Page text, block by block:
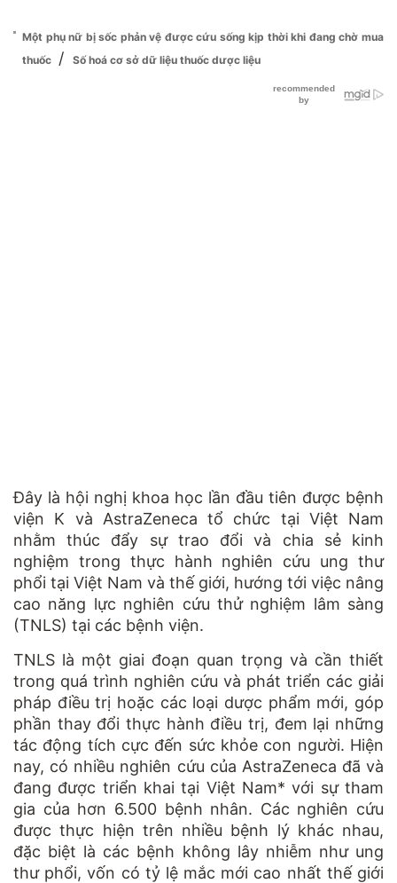
Một phụ nữ bị sốc phản vệ được cứu sống kịp thời khi đang chờ mua
thuốc / Số hoá cơ sở dữ liệu thuốc dược liệu
Đây là hội nghị khoa học lần đầu tiên được bệnh
viện K và AstraZeneca tổ chức tại Việt Nam
nhằm thúc đẩy sự trao đổi và chia sẻ kinh
nghiệm trong thực hành nghiên cứu ung thư
phổi tại Việt Nam và thế giới, hướng tới việc nâng
cao năng lực nghiên cứu thử nghiệm lâm sàng
(TNLS) tại các bệnh viện.
TNLS là một giai đoạn quan trọng và cần thiết
trong quá trình nghiên cứu và phát triển các giải
pháp điều trị hoặc các loại dược phẩm mới, góp
phần thay đổi thực hành điều trị, đem lại những
tác động tích cực đến sức khỏe con người. Hiện
nay, có nhiều nghiên cứu của AstraZeneca đã và
đang được triển khai tại Việt Nam* với sự tham
gia của hơn 6.500 bệnh nhân. Các nghiên cứu
được thực hiện trên nhiều bệnh lý khác nhau,
đặc biệt là các bệnh không lây nhiễm như ung
thư phổi, vốn có tỷ lệ mắc mới cao nhất thế giới